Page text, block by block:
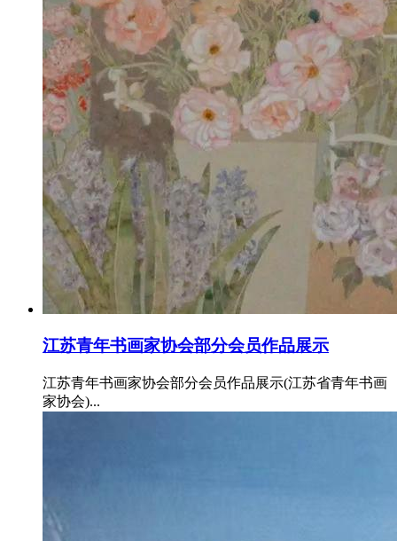
江苏青年书画家协会部分会员作品展示
江苏青年书画家协会部分会员作品展示(江苏省青年书画
家协会)...